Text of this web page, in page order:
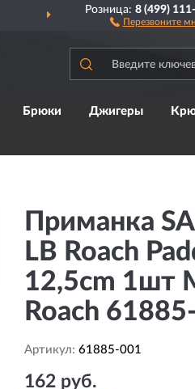
Розница:8 (499)
Перезвоните
Брюки Джигеры
Приманка
LB Roach
12,5cm 1шт
Roach
Артикул: 61885-001
162 руб.